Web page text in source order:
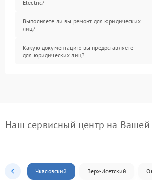
Electric?
Выполняете ли вы ремонт для юридических
лиц?
Какую документацию вы предоставляете
для юридических лиц?
Наш сервисный центр на Вашей
Чкаловский Верх-Исетский